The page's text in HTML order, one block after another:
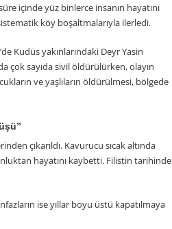
içinde yüz binlerce insanın hayatını
köy boşaltmalarıyla ilerledi.
Kudüs yakınlarındaki Deyr Yasin
çok sayıda sivil öldürülürken, olayın
ve yaşlıların öldürülmesi, bölgede
çıkarıldı. Kavurucu sıcak altında
hayatını kaybetti. Filistin tarihinde
ise yıllar boyu üstü kapatılmaya